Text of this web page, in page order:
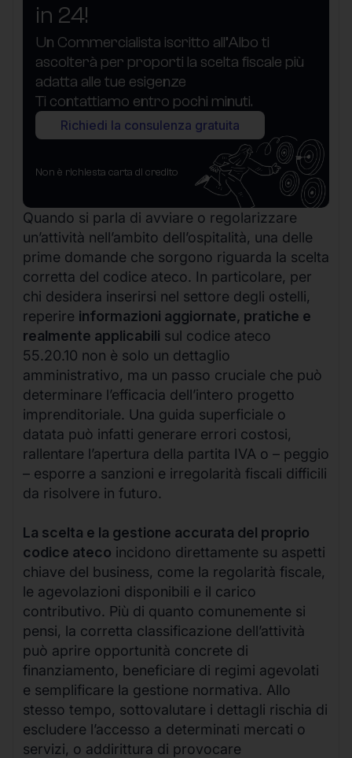
in 24!
Un Commercialista iscritto all’Albo ti
ascolterà per proporti la scelta fiscale più
adatta alle tue esigenze
Ti contattiamo entro pochi minuti.
Richiedi la consulenza gratuita
Non è richiesta carta di credito
Quando si parla di avviare o regolarizzare
un’attività nell’ambito dell’ospitalità, una delle
prime domande che sorgono riguarda la scelta
corretta del codice ateco. In particolare, per
chi desidera inserirsi nel settore degli ostelli,
reperire informazioni aggiornate, pratiche e
realmente applicabili sul codice ateco
55.20.10 non è solo un dettaglio
amministrativo, ma un passo cruciale che può
determinare l’efficacia dell’intero progetto
imprenditoriale. Una guida superficiale o
datata può infatti generare errori costosi,
rallentare l’apertura della partita IVA o – peggio
– esporre a sanzioni e irregolarità fiscali difficili
da risolvere in futuro.
La scelta e la gestione accurata del proprio
codice ateco incidono direttamente su aspetti
chiave del business, come la regolarità fiscale,
le agevolazioni disponibili e il carico
contributivo. Più di quanto comunemente si
pensi, la corretta classificazione dell’attività
può aprire opportunità concrete di
finanziamento, beneficiare di regimi agevolati
e semplificare la gestione normativa. Allo
stesso tempo, sottovalutare i dettagli rischia di
escludere l’accesso a determinati mercati o
servizi, o addirittura di provocare